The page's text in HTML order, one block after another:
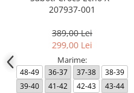
207937-001
389,00 Lei
299,00 Lei
Marime:
48-49 36-37 37-38
38-39
39-40
41-42 42-43
43-44